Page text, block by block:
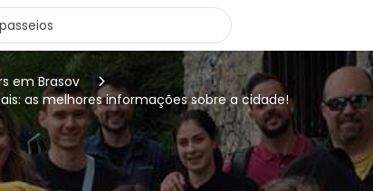
em Brasov
as melhores informações sobre a cidade!